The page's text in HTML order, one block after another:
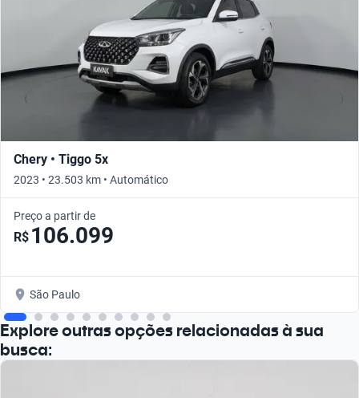
Chery • Tiggo 5x
2023 • 23.503 km • Automático
Preço a partir de
R$ 106.099
São Paulo
Explore outras opções relacionadas à sua
busca: